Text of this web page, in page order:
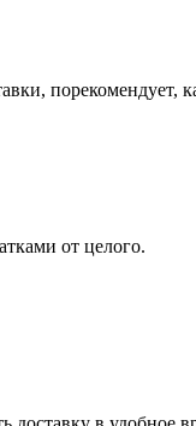
порекомендует,
от целого.